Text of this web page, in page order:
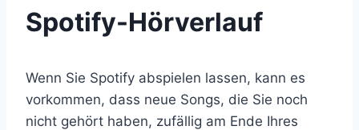
Spotify-Hörverlauf
Wenn Sie Spotify abspielen lassen, kann es
vorkommen, dass neue Songs, die Sie noch
nicht gehört haben, zufällig am Ende Ihres